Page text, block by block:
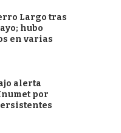
Largo tras
hubo
en varias
alerta
por